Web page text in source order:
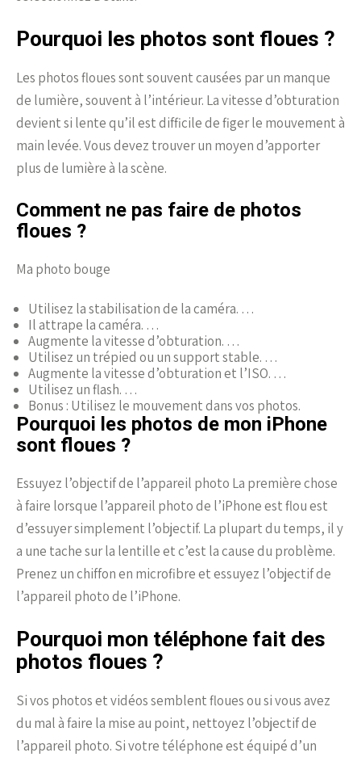
Pourquoi les photos sont floues ?
Les photos floues sont souvent causées par un manque
de lumière, souvent à l’intérieur. La vitesse d’obturation
devient si lente qu’il est difficile de figer le mouvement à
main levée. Vous devez trouver un moyen d’apporter
plus de lumière à la scène.
Comment ne pas faire de photos
floues ?
Ma photo bouge
Utilisez la stabilisation de la caméra. …
Il attrape la caméra. …
Augmente la vitesse d’obturation. …
Utilisez un trépied ou un support stable. …
Augmente la vitesse d’obturation et l’ISO. …
Utilisez un flash. …
Bonus : Utilisez le mouvement dans vos photos.
Pourquoi les photos de mon iPhone
sont floues ?
Essuyez l’objectif de l’appareil photo La première chose
à faire lorsque l’appareil photo de l’iPhone est flou est
d’essuyer simplement l’objectif. La plupart du temps, il y
a une tache sur la lentille et c’est la cause du problème.
Prenez un chiffon en microfibre et essuyez l’objectif de
l’appareil photo de l’iPhone.
Pourquoi mon téléphone fait des
photos floues ?
Si vos photos et vidéos semblent floues ou si vous avez
du mal à faire la mise au point, nettoyez l’objectif de
l’appareil photo. Si votre téléphone est équipé d’un